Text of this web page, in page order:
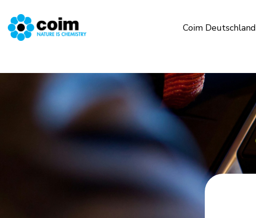
Salta al contenuto principale
Coim Deutschland